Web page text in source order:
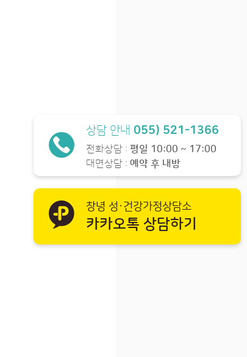
상담 안내 055) 521-1366
전화상담 : 평일 10:00 ~ 17:00
대면상담 : 예약 후 내방
창녕 성·건강가정상담소
카카오톡 상담하기